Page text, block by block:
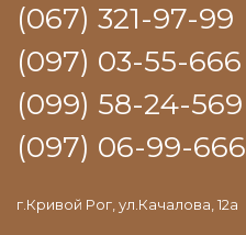
(067) 321-97-99
(097) 03-55-666
(099) 58-24-569
(097) 06-99-666
г.Кривой Рог, ул.Качалова, 12а